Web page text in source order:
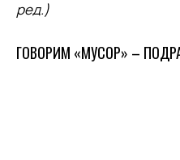
ред.)
ГОВОРИМ «МУСОР» –